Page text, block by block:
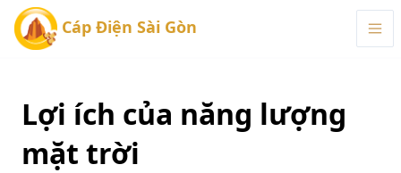
Cáp Điện Sài Gòn
Lợi ích của năng lượng
mặt trời